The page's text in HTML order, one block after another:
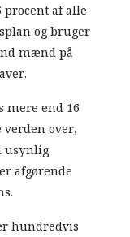
af alle
og bruger
mænd på
mere end 16
over,
usynlig
afgørende
hundredvis